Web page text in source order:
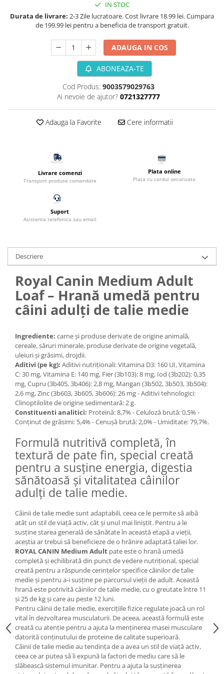
Filtru intern acvariu
Pompa apa acvariu
Lampa pentru acvariu
Neoane si LED-uri pentru acvarii
Substrat acvariu
Sterilizator acvariu
Fertilizatori acvarii
Teste apa
Furtune si conectori acvarii
Curatare acvarii
Conditioneri apa acvariu
Decoruri si plante artificiale
Accesorii acvarii
Pasari
Batoane
Colivii pentru pasari
Rozatoare
Igiena rozatoare
Hrana Rozatoare
Reptile
Hrana reptile
Igiena reptile
Decoruri terarii
Solutii iluminat terarii
Lampi terarii
Suplimente vitamino minerale
reptile
Accesorii diverse terarii
Iazuri
Igiena Iazuri
Conditioner apa iaz
Hrana pesti iazuri
Teste apa iaz
Filtre iaz
Pompe iaz
Incalzitor Iaz
Accesorii iaz
Cai
Toaletare cai
Casti echitatie
Accesorii cai
IN STOC
Durata de livrare: 2-3 Zile lucratoare. Cost livrare 18.99 lei. Cumpara
de 199.99 lei pentru a beneficia de transport gratuit.
ADAUGA IN COS
ABONEAZA-TE
Cod Produs: 9003579029763
Ai nevoie de ajutor? 0721327777
Adauga la Favorite Cere informatii
Livrare comenzi
Transport produse comandate
Plata online
Plata cu cardul securizata
Suport
Asistenta telefonica sau email
Descriere
Royal Canin Medium Adult
Loaf – Hrană umedă pentru
câini adulți de talie medie
Ingrediente: carne şi produse derivate de origine animală,
cereale, săruri minerale, produse derivate de origine vegetală,
uleiuri şi grăsimi, drojdii.
Aditivi (pe kg): Aditivi nutriţionali: Vitamina D3: 160 UI, Vitamina
C: 30 mg, Vitamina E: 140 mg, Fier (3b103): 8 mg, Iod (3b202): 0,35
mg, Cupru (3b405, 3b406): 2,8 mg, Mangan (3b502, 3b503, 3b504):
2,6 mg, Zinc (3b603, 3b605, 3b606): 26 mg - Aditivi tehnologici:
Clinoptilolite de origine sedimentară: 2 g.
Constituenti analitici: Proteină: 8,7% - Celuloză brută: 0,5% -
Conţinut de grăsimi: 5,4% - Cenuşă brută: 2,0% - Umiditate: 79,7%.
Formulă nutritivă completă, în
textură de pate fin, special creată
pentru a susține energia, digestia
sănătoasă și vitalitatea câinilor
adulți de talie medie.
Câinii de talie medie sunt adaptabili, ceea ce le permite să aibă
atât un stil de viaţă activ, cât şi unul mai liniştit. Pentru a le
susţine starea generală de sănătate în această etapă a vieţii,
aceştia ar trebui să beneficieze de o hrănire adaptată taliei lor.
ROYAL CANIN Medium Adult pate este o hrană umedă
completă şi echilibrată din punct de vedere nutriţional, special
creată pentru a răspunde cerinţelor specifice câinilor de talie
medie şi pentru a-i susţine pe parcursul vieţii de adult. Această
hrană este potrivită câinilor de talie medie, cu o greutate între 11
şi 25 de kg şi care au peste 12 luni.
Pentru câinii de talie medie, exerciţiile fizice regulate joacă un rol
vital în dezvoltarea musculaturii. De aceea, această formulă este
creată cu atenţie pentru a ajuta la menţinerea masei musculare
datorită conţinutului de proteine de calitate superioară.
Câinii de talie medie au tendinţa de a avea un stil de viaţă activ,
ceea ce ar putea să îi expună la factori de mediu care să le
slăbească sistemul imunitar. Pentru a ajuta la susţinerea